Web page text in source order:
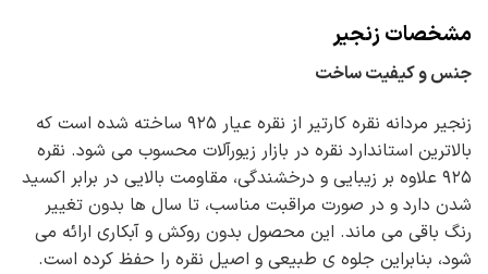
مشخصات زنجیر
جنس و کیفیت ساخت
زنجیر مردانه نقره کارتیر از نقره عیار ۹۲۵ ساخته شده است که
بالاترین استاندارد نقره در بازار زیورآلات محسوب می شود. نقره
۹۲۵ علاوه بر زیبایی و درخشندگی، مقاومت بالایی در برابر اکسید
شدن دارد و در صورت مراقبت مناسب، تا سال ها بدون تغییر
رنگ باقی می ماند. این محصول بدون روکش و آبکاری ارائه می
شود، بنابراین جلوه ی طبیعی و اصیل نقره را حفظ کرده است.